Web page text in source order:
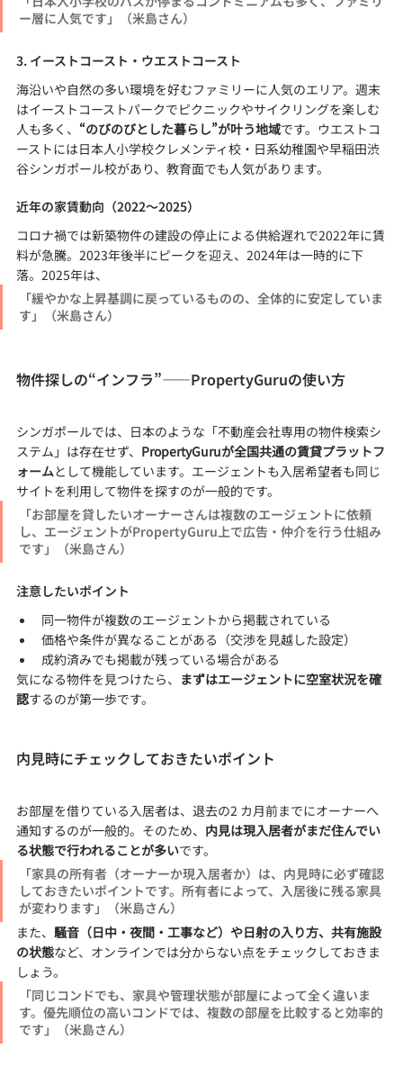
ー層に人気です」（米島さん）
3. イーストコースト・ウエストコースト
海沿いや自然の多い環境を好むファミリーに人気のエリア。週末
はイーストコーストパークでピクニックやサイクリングを楽しむ
人も多く、 “のびのびとした暮らし”が叶う地域です。ウエストコ
ーストには日本人小学校クレメンティ校・日系幼稚園や早稲田渋
谷シンガポール校があり、教育面でも人気があります。
近年の家賃動向（2022〜2025）
コロナ禍では新築物件の建設の停止による供給遅れで2022年に賃
料が急騰。2023年後半にピークを迎え、2024年は一時的に下
落。2025年は、
「緩やかな上昇基調に戻っているものの、全体的に安定していま
す」（米島さん）
物件探しの“インフラ”——PropertyGuruの使い方
シンガポールでは、日本のような「不動産会社専用の物件検索シ
ステム」は存在せず、 PropertyGuruが全国共通の賃貸プラットフ
ォームとして機能しています。エージェントも入居希望者も同じ
サイトを利用して物件を探すのが一般的です。
「お部屋を貸したいオーナーさんは複数のエージェントに依頼
し、エージェントがPropertyGuru上で広告・仲介を行う仕組み
です」（米島さん）
注意したいポイント
同一物件が複数のエージェントから掲載されている
価格や条件が異なることがある（交渉を見越した設定）
成約済みでも掲載が残っている場合がある
気になる物件を見つけたら、 まずはエージェントに空室状況を確
認するのが第一歩です。
内見時にチェックしておきたいポイント
お部屋を借りている入居者は、退去の2 カ月前までにオーナーへ
通知するのが一般的。そのため、 内見は現入居者がまだ住んでい
る状態で行われることが多いです。
「家具の所有者（オーナーか現入居者か）は、内見時に必ず確認
しておきたいポイントです。所有者によって、入居後に残る家具
が変わります」（米島さん）
また、 騒音（日中・夜間・工事など）や日射の入り方、共有施設
の状態など、オンラインでは分からない点をチェックしておきま
しょう。
「同じコンドでも、家具や管理状態が部屋によって全く違いま
す。優先順位の高いコンドでは、複数の部屋を比較すると効率的
です」（米島さん）